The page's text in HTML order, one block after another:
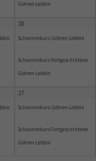
Göhren-Lebbin
20
Schwimmkurs Göhren-Lebbin
Schwimmkurs Fortgeschrittene
Göhren-Lebbin
27
Schwimmkurs Göhren-Lebbin
Schwimmkurs Fortgeschrittene
Göhren-Lebbin